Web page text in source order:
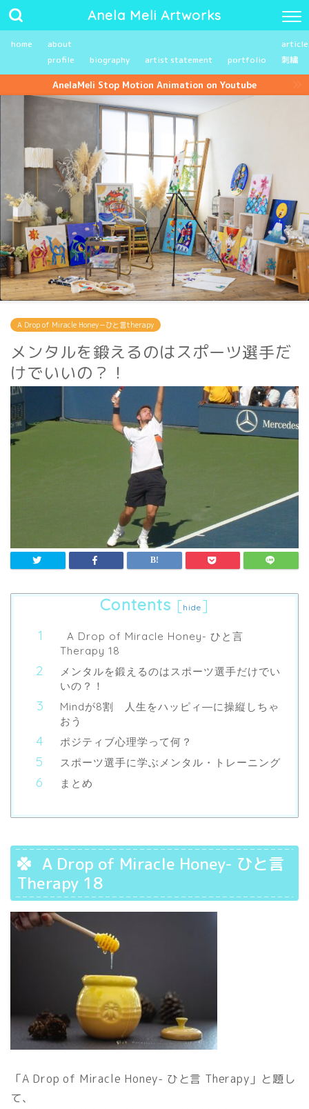
Anela Meli Artworks
home
about
profile
biography artist statement portfolio
刺繍
AnelaMeli Stop Motion Animation on Youtube
A Drop of Miracle Honey－ひと言therapy
メンタルを鍛えるのはスポーツ選手だ
けでいいの？！
Contents [hide ]
A Drop of Miracle Honey- ひと言
Therapy 18
メンタルを鍛えるのはスポーツ選手だけでい
いの？！
Mindが8割 人生をハッピィ―に操縦しちゃ
おう
ポジティブ心理学って何？
スポーツ選手に学ぶメンタル・トレーニング
まとめ
A Drop of Miracle Honey- ひと言
Therapy 18
「A Drop of Miracle Honey- ひと言 Therapy」と題し
て、